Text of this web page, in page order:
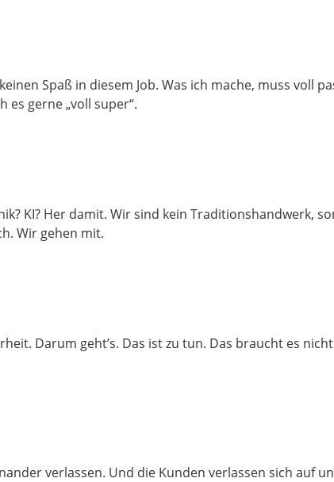
Spaß in diesem Job. Was ich mache, muss voll
es gerne „voll super“.
KI? Her damit. Wir sind kein Traditionshandwerk,
Wir gehen mit.
Darum geht’s. Das ist zu tun. Das braucht es
verlassen. Und die Kunden verlassen sich auf